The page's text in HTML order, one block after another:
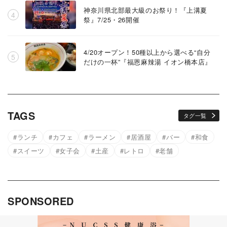
神奈川県北部最大級のお祭り！『上溝夏
祭』7/25・26開催
4/20オープン！50種以上から選べる“自分
だけの一杯”『福恩麻辣湯 イオン橋本店』
TAGS タグ一覧
ランチ カフェ ラーメン 居酒屋 バー
和食
スイーツ
女子会 土産 レトロ 老舗
SPONSORED